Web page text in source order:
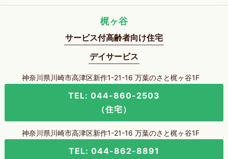
梶ヶ谷
サービス付高齢者向け住宅
デイサービス
神奈川県川崎市高津区新作1-21-16 万葉のさと梶ヶ谷1F
TEL: 044-860-2503
（住宅）
神奈川県川崎市高津区新作1-21-16 万葉のさと梶ヶ谷1F
TEL: 044-862-8891